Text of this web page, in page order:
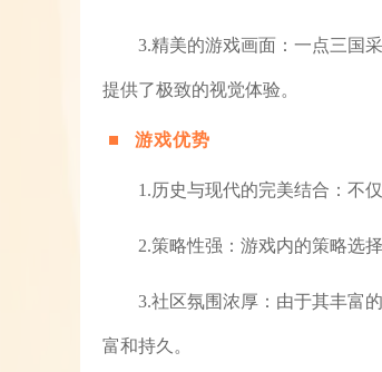
3.精美的游戏画面：一点三国
提供了极致的视觉体验。
游戏优势
1.历史与现代的完美结合：不
2.策略性强：游戏内的策略选
3.社区氛围浓厚：由于其丰富
富和持久。